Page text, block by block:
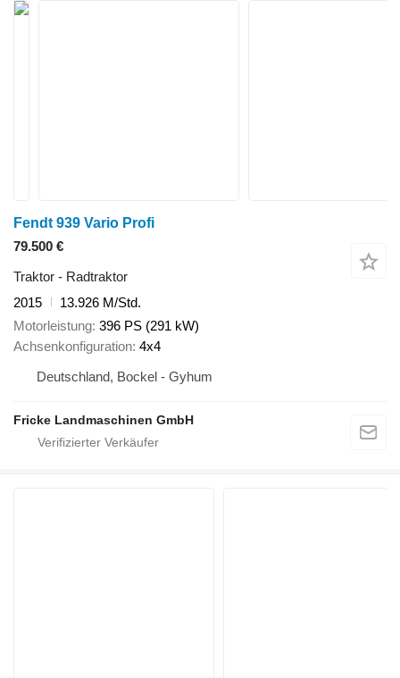
Fendt 939 Vario Profi
79.500 €
Traktor - Radtraktor
2015
13.926 M/Std.
Motorleistung 396 PS (291 kW)
Achsenkonfiguration 4x4
Deutschland, Bockel - Gyhum
Fricke Landmaschinen GmbH